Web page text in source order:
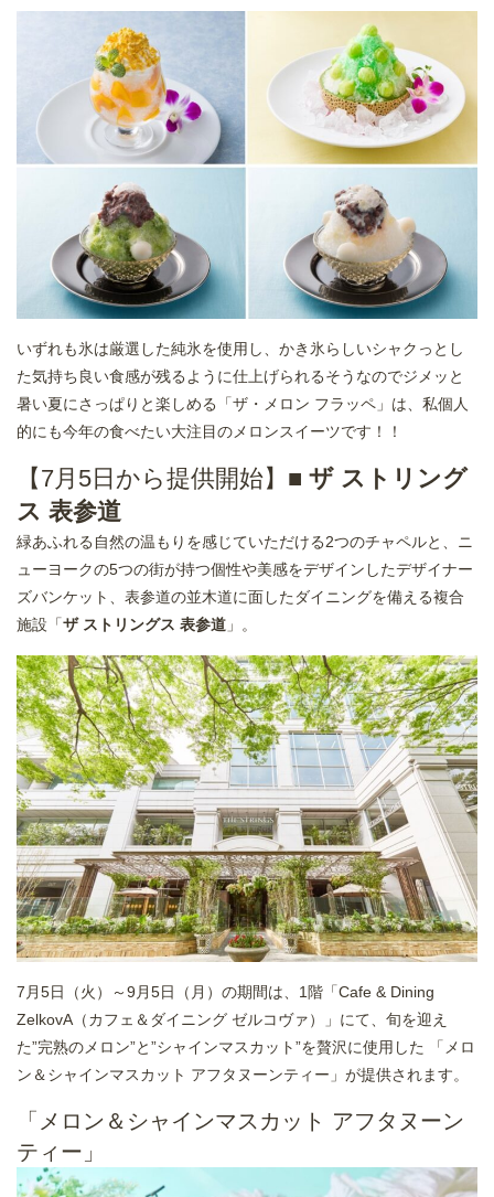
いずれも氷は厳選した純氷を使用し、かき氷らしいシャクっとし
た気持ち良い食感が残るように仕上げられるそうなのでジメッと
暑い夏にさっぱりと楽しめる「ザ・メロン フラッペ」は、私個人
的にも今年の食べたい大注目のメロンスイーツです！！
【7月5日から提供開始】■ ザ ストリング
ス 表参道
緑あふれる自然の温もりを感じていただける2つのチャペルと、ニ
ューヨークの5つの街が持つ個性や美感をデザインしたデザイナー
ズバンケット、表参道の並木道に面したダイニングを備える複合
施設「ザ ストリングス 表参道 」。
7月5日（火）～9月5日（月）の期間は、1階「Cafe & Dining
ZelkovA（カフェ＆ダイニング ゼルコヴァ）」にて、旬を迎え
た”完熟のメロン”と”シャインマスカット”を贅沢に使用した 「メロ
ン＆シャインマスカット アフタヌーンティー」が提供されます。
「メロン＆シャインマスカット アフタヌーン
ティー」